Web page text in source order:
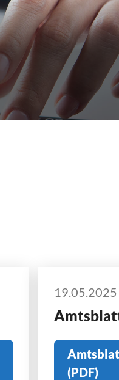
19.05.2025
(PDF)